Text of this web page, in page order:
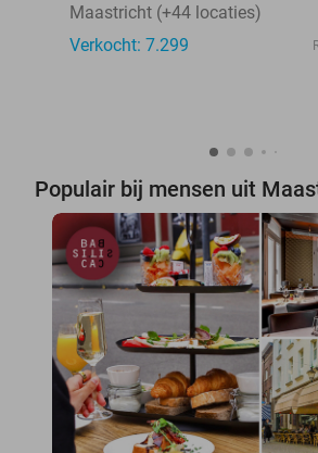
Maastricht (+44 locaties)
Verkocht: 7.299
Populair bij mensen uit